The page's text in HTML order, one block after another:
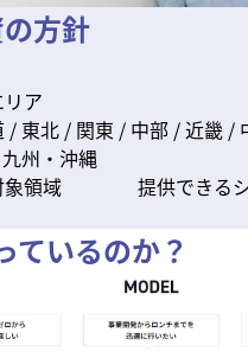
方針
ア
/ 東北 / 関東 / 中部 / 近畿 /
州・沖縄
領域
提供できる
ているのか？